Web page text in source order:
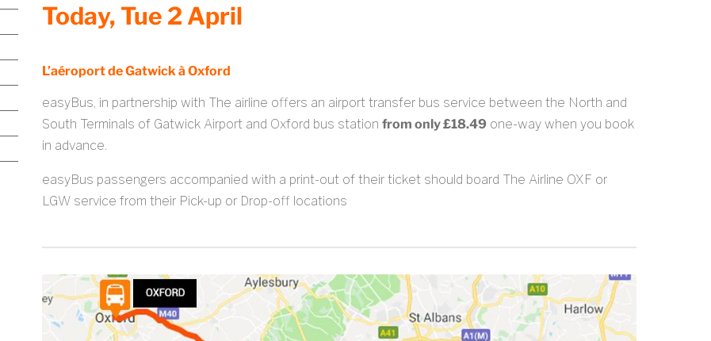
Today, Tue 2 April
L’aéroport de Gatwick à Oxford
easyBus, in partnership with The airline offers an airport transfer bus service between the North and
South Terminals of Gatwick Airport and Oxford bus station from only £18.49one-way when you book
in advance.
easyBus passengers accompanied with a print-out of their ticket should board The Airline OXF or
LGW service from their Pick-up or Drop-off locations